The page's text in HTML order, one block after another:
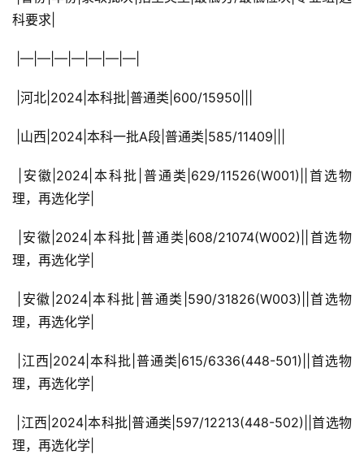
科要求|
|—|—|—|—|—|—|—|
|河北|2024|本科批|普通类|600/15950|||
|山西|2024|本科一批A段|普通类|585/11409|||
理，再选化学|
理，再选化学|
理，再选化学|
理，再选化学|
理，再选化学|